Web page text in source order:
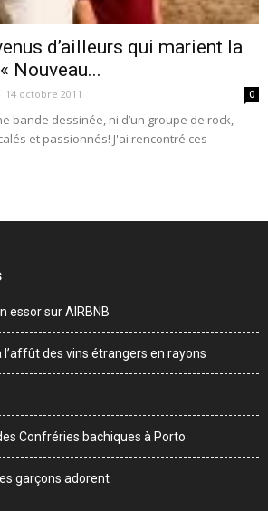
d’ailleurs qui marient la
Nouveau...
14 octobre 2011 0
bande dessinée, ni d’un groupe de rock,
et passionnés! J'ai rencontré ces
essor sur AIRBNB
l’affût des vins étrangers en rayons
Confréries bachiques à Porto
garçons adorent